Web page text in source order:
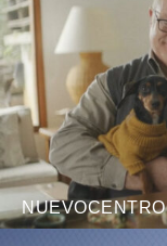
NUEVOCENTRO